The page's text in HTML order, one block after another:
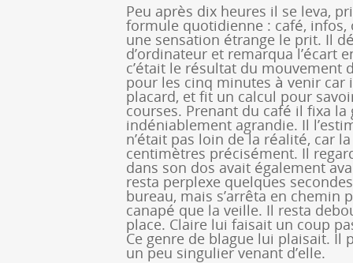
Peu après dix heures il se leva,
formule quotidienne : café, infos,
une sensation étrange le prit. Il
d’ordinateur et remarqua l’écart
c’était le résultat du mouvement
pour les cinq minutes à venir car
placard, et fit un calcul pour
courses. Prenant du café il fixa la
indéniablement agrandie. Il
n’était pas loin de la réalité, car
centimètres précisément. Il
dans son dos avait également
resta perplexe quelques
bureau, mais s’arrêta en
canapé que la veille. Il resta
place. Claire lui faisait un coup
Ce genre de blague lui plaisait. Il
un peu singulier venant d’elle.